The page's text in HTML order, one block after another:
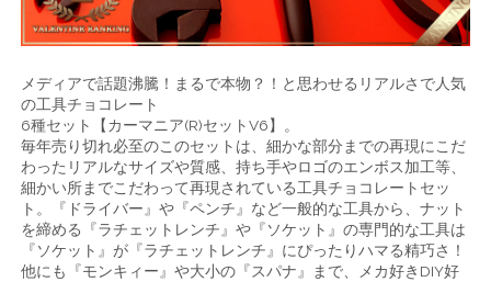
メディアで話題沸騰！まるで本物？！と思わせるリアルさで人気
の工具チョコレート
6種セット【カーマニア(R)セットV6】。
毎年売り切れ必至のこのセットは、細かな部分までの再現にこだ
わったリアルなサイズや質感、持ち手やロゴのエンボス加工等、
細かい所までこだわって再現されている工具チョコレートセッ
ト。『ドライバー』や『ペンチ』など一般的な工具から、ナット
を締める『ラチェットレンチ』や『ソケット』の専門的な工具は
『ソケット』が『ラチェットレンチ』にぴったりハマる精巧さ！
他にも『モンキィー』や大小の『スパナ』まで、メカ好きDIY好